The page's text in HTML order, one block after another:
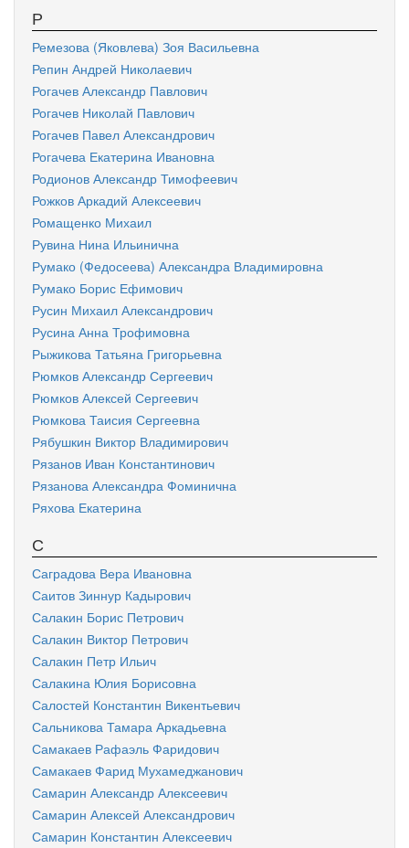
Р
Ремезова (Яковлева) Зоя Васильевна
Репин Андрей Николаевич
Рогачев Александр Павлович
Рогачев Николай Павлович
Рогачев Павел Александрович
Рогачева Екатерина Ивановна
Родионов Александр Тимофеевич
Рожков Аркадий Алексеевич
Ромащенко Михаил
Рувина Нина Ильинична
Румако (Федосеева) Александра Владимировна
Румако Борис Ефимович
Русин Михаил Александрович
Русина Анна Трофимовна
Рыжикова Татьяна Григорьевна
Рюмков Александр Сергеевич
Рюмков Алексей Сергеевич
Рюмкова Таисия Сергеевна
Рябушкин Виктор Владимирович
Рязанов Иван Константинович
Рязанова Александра Фоминична
Ряхова Екатерина
С
Саградова Вера Ивановна
Саитов Зиннур Кадырович
Салакин Борис Петрович
Салакин Виктор Петрович
Салакин Петр Ильич
Салакина Юлия Борисовна
Салостей Константин Викентьевич
Сальникова Тамара Аркадьевна
Самакаев Рафаэль Фаридович
Самакаев Фарид Мухамеджанович
Самарин Александр Алексеевич
Самарин Алексей Александрович
Самарин Константин Алексеевич